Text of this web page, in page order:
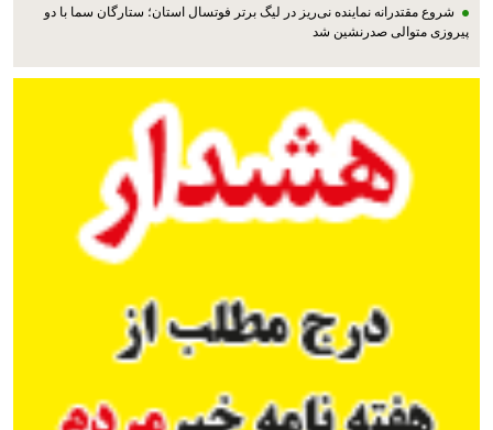
شروع مقتدرانه نماینده نی‌ریز در لیگ برتر فوتسال استان؛ ستارگان سما با دو
پیروزی متوالی صدرنشین شد